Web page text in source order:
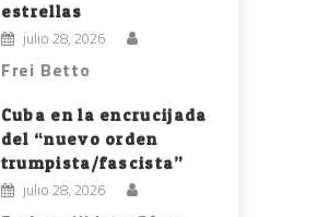
estrellas
julio 28, 2026
Frei Betto
Cuba en la encrucijada
del “nuevo orden
trumpista/fascista”
julio 28, 2026